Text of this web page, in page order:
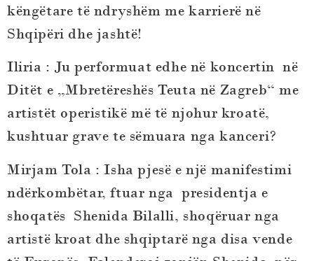
këngëtare të ndryshëm me karrierë në
Shqipëri dhe jashtë!
Iliria : Ju performuat edhe në koncertin në
Ditët e „Mbretëreshës Teuta në Zagreb“ me
artistët operistikë më të njohur kroatë,
kushtuar grave te sëmuara nga kanceri?
Mirjam Tola : Isha pjesë e një manifestimi
ndërkombëtar, ftuar nga presidentja e
shoqatës Shenida Bilalli, shoqëruar nga
artistë kroat dhe shqiptarë nga disa vende